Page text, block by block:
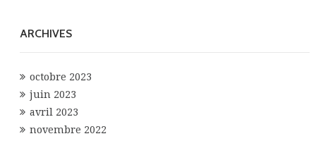
ARCHIVES
octobre 2023
juin 2023
avril 2023
novembre 2022